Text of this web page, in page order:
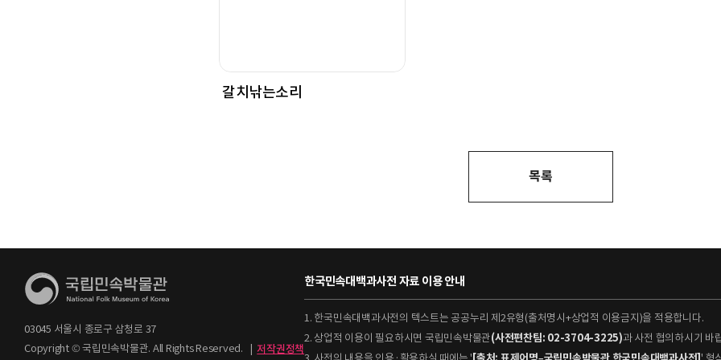
갈치낚는소리
목록
03045 서울시 종로구 삼청로 37
Copyright © 국립민속박물관. All Rights Reserved.
| 저작권정책
한국민속대백과사전 자료 이용 안내
1. 한국민속대백과사전의 텍스트는 공공누리 제2유형(출처명시+상업적 이용금지)을 적용합니다.
2. 상업적 이용이 필요하시면 국립민속박물관(사전편찬팀: 02-3704-3225)과 사전 협의하시기 바